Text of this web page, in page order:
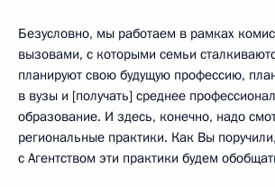
Безусловно, мы работаем в рамках
вызовами, с которыми семьи
планируют свою будущую профессию,
в вузы и [получать] среднее
образование. И здесь, конечно, надо
региональные практики. Как Вы
с Агентством эти практики будем